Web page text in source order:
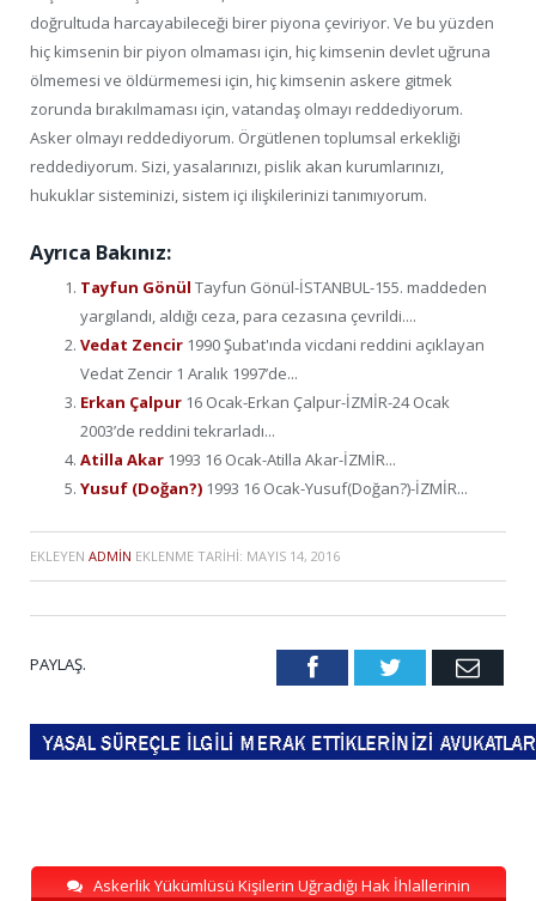
doğrultuda harcayabileceği birer piyona çeviriyor. Ve bu yüzden
hiç kimsenin bir piyon olmaması için, hiç kimsenin devlet uğruna
ölmemesi ve öldürmemesi için, hiç kimsenin askere gitmek
zorunda bırakılmaması için, vatandaş olmayı reddediyorum.
Asker olmayı reddediyorum. Örgütlenen toplumsal erkekliği
reddediyorum. Sizi, yasalarınızı, pislik akan kurumlarınızı,
hukuklar sisteminizi, sistem içi ilişkilerinizi tanımıyorum.
Ayrıca Bakınız:
Tayfun Gönül Tayfun Gönül-İSTANBUL-155. maddeden
yargılandı, aldığı ceza, para cezasına çevrildi....
Vedat Zencir 1990 Şubat'ında vicdani reddini açıklayan
Vedat Zencir 1 Aralık 1997’de...
Erkan Çalpur 16 Ocak-Erkan Çalpur-İZMİR-24 Ocak
2003’de reddini tekrarladı...
Atilla Akar 1993 16 Ocak-Atilla Akar-İZMİR...
Yusuf (Doğan?) 1993 16 Ocak-Yusuf(Doğan?)-İZMİR...
EKLEYEN ADMIN EKLENME TARIHI: MAYIS 14, 2016
PAYLAŞ. FacebookTwitter Email
Askerlik Yükümlüsü Kişilerin Uğradığı Hak İhlallerinin